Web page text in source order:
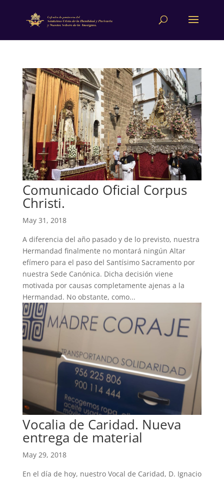
Comunicado Oficial Corpus
Christi.
May 31, 2018
A diferencia del año pasado y de lo previsto, nuestra
Hermandad finalmente no montará ningún Altar
efímero para el paso del Santísimo Sacramento por
nuestra Sede Canónica. Dicha decisión viene
motivada por causas completamente ajenas a la
Hermandad. No obstante, como...
Vocalia de Caridad. Nueva
entrega de material
May 29, 2018
En el día de hoy, nuestro Vocal de Caridad, D. Ignacio